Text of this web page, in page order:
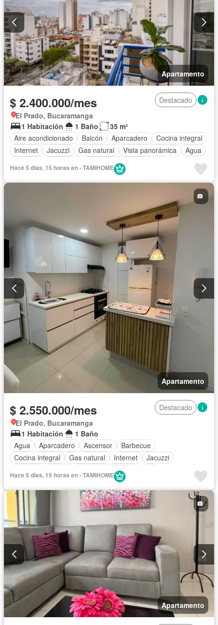
Apartamento
$ 2.400.000/mes
Destacado
El Prado, Bucaramanga
1 Habitación
1 Baño
35 m²
Aire acondicionado
Balcón Aparcadero
Cocina integral
Internet
Jacuzzi Gas natural Vista panorámica
Agua
Seguridad privada
Hace 5 días, 15 horas en - TAMIHOME
Apartamento
$ 2.550.000/mes
Destacado
El Prado, Bucaramanga
1 Habitación
1 Baño
Agua
Aparcadero Ascensor
Barbecue
Cocina integral
Gas natural Internet
Jacuzzi
Seguridad privada
Hace 5 días, 15 horas en - TAMIHOME
Apartamento